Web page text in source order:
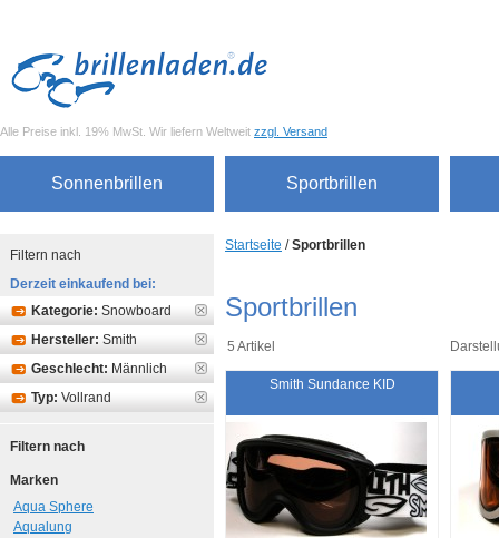
Alle Preise inkl. 19% MwSt. Wir liefern Weltweit zzgl. Versand
Sonnenbrillen Sportbrillen
Startseite /Sportbrillen
Sportbrillen
5 Artikel
Smith Sundance KID
Filtern nach
Derzeit einkaufend bei:
Kategorie: Snowboard
Hersteller: Smith
Geschlecht: Männlich
Typ: Vollrand
Filtern nach
Marken
Aqua Sphere
Aqualung